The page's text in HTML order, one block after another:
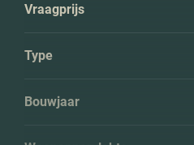
Vraagprijs
Type
Bouwjaar